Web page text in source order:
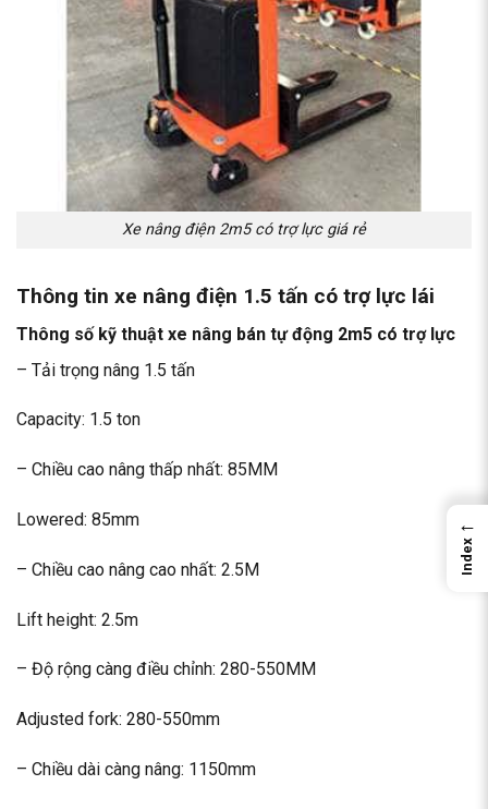
Xe nâng điện 2m5 có trợ lực giá rẻ
Thông tin xe nâng điện 1.5 tấn có trợ lực lái
Thông số kỹ thuật xe nâng bán tự động 2m5 có trợ lực
– Tải trọng nâng 1.5 tấn
Capacity: 1.5 ton
– Chiều cao nâng thấp nhất: 85MM
Lowered: 85mm
– Chiều cao nâng cao nhất: 2.5M
Lift height: 2.5m
– Độ rộng càng điều chỉnh: 280-550MM
Adjusted fork: 280-550mm
– Chiều dài càng nâng: 1150mm
←
Index